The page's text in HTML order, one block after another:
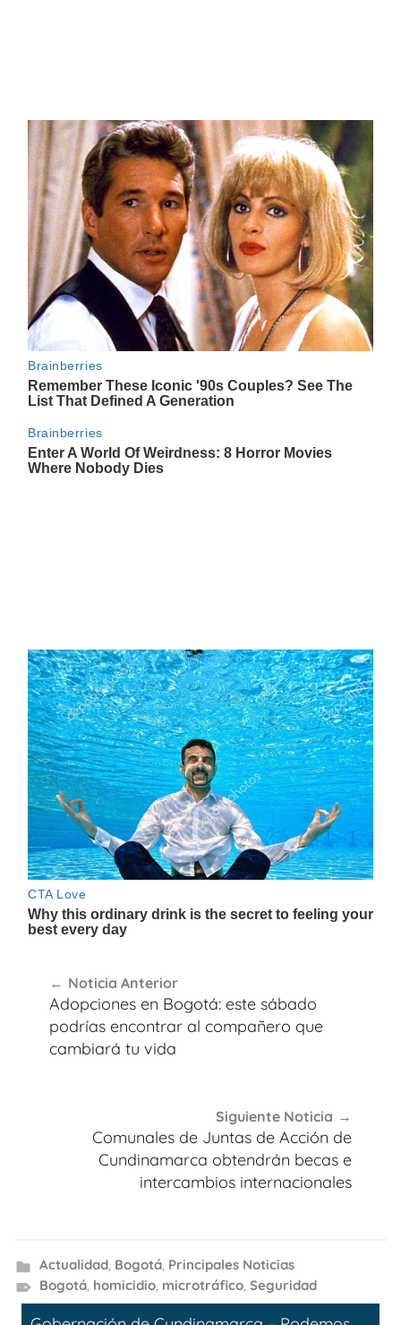
de
entradas
Noticia Anterior
Adopciones en Bogotá: este sábado
podrías encontrar al compañero que
cambiará tu vida
Siguiente Noticia
Comunales de Juntas de Acción de
Cundinamarca obtendrán becas e
intercambios internacionales
Actualidad, Bogotá, Principales Noticias
Bogotá, homicidio, microtráfico, Seguridad